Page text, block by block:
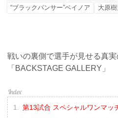
“ブラックパンサー”ベイノア
大原樹
戦いの裏側で選手が見せる真
「BACKSTAGE GALLERY」
第13試合 スペシャルワンマッ